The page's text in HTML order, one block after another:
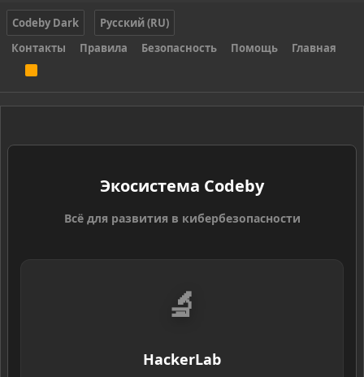
Codeby Dark
Русский (RU)
Контакты
Правила Безопасность Помощь Главная
S
Экосистема Codeby
Всё для развития в кибербезопасности
🔬
HackerLab